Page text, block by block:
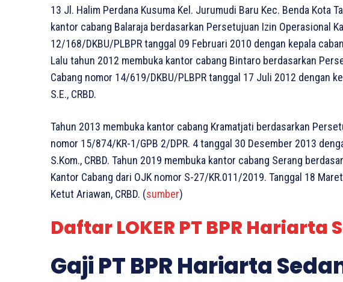
13 Jl. Halim Perdana Kusuma Kel. Jurumudi Baru Kec. Benda Kota
kantor cabang Balaraja berdasarkan Persetujuan Izin Operasional
12/168/DKBU/PLBPR tanggal 09 Februari 2010 dengan kepala
Lalu tahun 2012 membuka kantor cabang Bintaro berdasarkan
Cabang nomor 14/619/DKBU/PLBPR tanggal 17 Juli 2012 dengan
S.E., CRBD.
Tahun 2013 membuka kantor cabang Kramatjati berdasarkan
nomor 15/874/KR-1/GPB 2/DPR. 4 tanggal 30 Desember 2013
S.Kom., CRBD. Tahun 2019 membuka kantor cabang Serang
Kantor Cabang dari OJK nomor S-27/KR.011/2019. Tanggal 18
Ketut Ariawan, CRBD. (sumber)
Daftar LOKER PT BPR Hariarta
Gaji PT BPR Hariarta